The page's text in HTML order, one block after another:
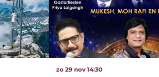
zo 29 nov 14:30